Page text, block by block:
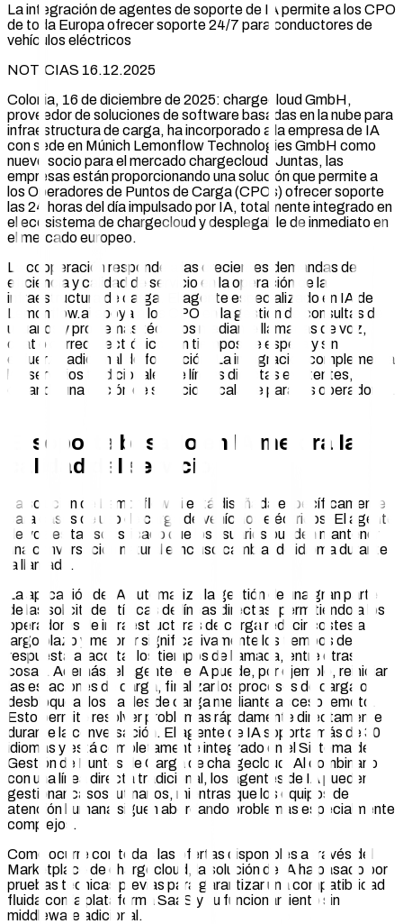
La integración de agentes de soporte de IA permite a los CPO
de toda Europa ofrecer soporte 24/7 para conductores de
vehículos eléctricos
NOTICIAS 16.12.2025
Colonia, 16 de diciembre de 2025: chargecloud GmbH,
proveedor de soluciones de software basadas en la nube para
infraestructura de carga, ha incorporado a la empresa de IA
con sede en Múnich Lemonflow Technologies GmbH como
nuevo socio para el mercado chargecloud. Juntas, las
empresas están proporcionando una solución que permite a
los Operadores de Puntos de Carga (CPOs) ofrecer soporte
las 24 horas del día impulsado por IA, totalmente integrado en
el ecosistema de chargecloud y desplegable de inmediato en
el mercado europeo.
La cooperación responde a las crecientes demandas de
eficiencia y calidad de servicio en la operación de la
infraestructura de carga. El agente especializado en IA de
Lemonflow.ai apoya a los CPO en la gestión de consultas de
usuarios y problemas técnicos mediante llamadas de voz,
chat o correo electrónico, sin tiempos de espera y sin
esfuerzo adicional de formación. La integración complementa
los servicios tradicionales de líneas directas existentes,
creando una opción de servicio escalable para los operadores.
El soporte basado en IA mejora la
calidad del servicio
La solución de Lemonflow.ai está diseñada específicamente
para casos de uso de carga de vehículos eléctricos. El agente
de voz es tan sofisticado que los usuarios pueden mantener
una conversación natural e incluso cambiar de idioma durante
la llamada.
La aplicación de IA automatiza la gestión de una gran parte
de las solicitudes típicas de líneas directas, permitiendo a los
operadores de infraestructuras de carga reducir costes a
largo plazo y mejorar significativamente los tiempos de
respuesta al acortar los tiempos de llamada, entre otras
cosas. Además, el agente de IA puede, por ejemplo, reiniciar
las estaciones de carga, finalizar los procesos de carga o
desbloquear los cables de carga mediante acceso remoto.
Esto permite resolver problemas rápidamente directamente
durante la conversación. El agente de IA soporta más de 30
idiomas y está completamente integrado en el Sistema de
Gestión de Puntos de Carga de chargecloud. Al combinarlo
con una línea directa tradicional, los agentes de IA pueden
gestionar casos rutinarios, mientras que los equipos de
atención humana siguen abordando problemas especialmente
complejos.
Como ocurre con todas las ofertas disponibles a través del
Marketplace de chargecloud, la solución de IA ha pasado por
pruebas técnicas previas para garantizar una compatibilidad
fluida con la plataforma SaaS y su funcionamiento sin
middleware adicional.